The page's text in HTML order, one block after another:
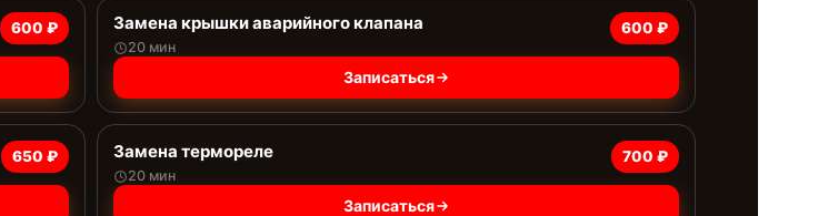
600 ₽ Замена крышки аварийного клапана
20 мин
600 ₽
Записаться
650 ₽ Замена термореле
20 мин
700 ₽
Записаться